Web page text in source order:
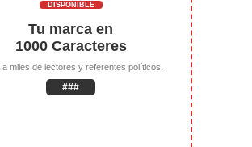
DISPONIBLE
Tu marca en
1000 Caracteres
a miles de lectores y referentes políticos.
###